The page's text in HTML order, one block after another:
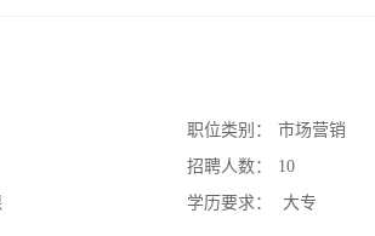
职位类别：
市场营销
招聘人数：
10
学历要求：
大专